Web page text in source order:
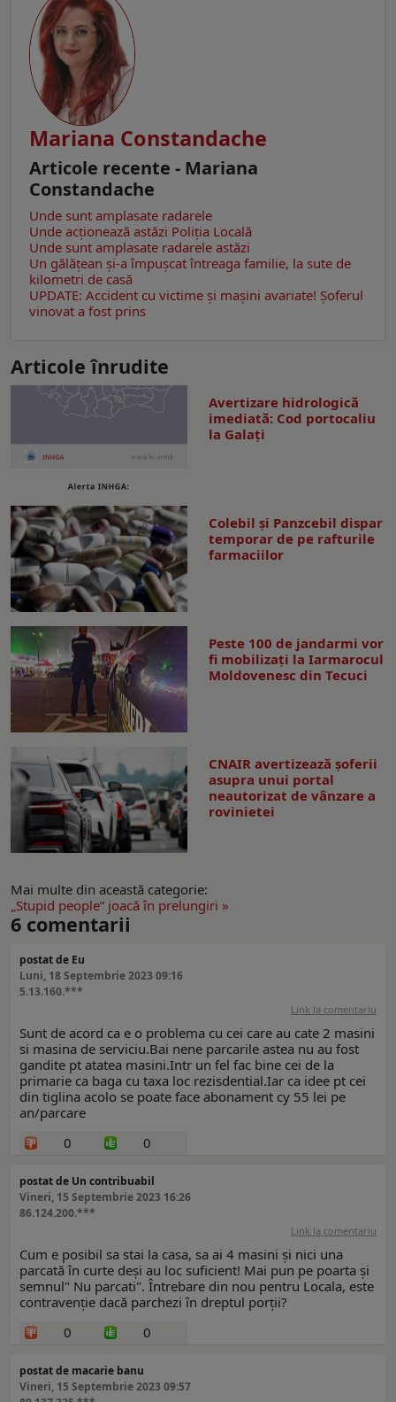
Mariana Constandache
Articole recente - Mariana
Constandache
Unde sunt amplasate radarele
Unde acționează astăzi Poliția Locală
Unde sunt amplasate radarele astăzi
Un gălăţean și-a împușcat întreaga familie, la sute de
kilometri de casă
UPDATE: Accident cu victime și mașini avariate! Șoferul
vinovat a fost prins
Articole înrudite
Avertizare hidrologică
imediată: Cod portocaliu
la Galaţi
Colebil și Panzcebil dispar
temporar de pe rafturile
farmaciilor
Peste 100 de jandarmi vor
fi mobilizați la Iarmarocul
Moldovenesc din Tecuci
CNAIR avertizează șoferii
asupra unui portal
neautorizat de vânzare a
rovinietei
Mai multe din această categorie:
„Stupid people” joacă în prelungiri »
6 comentarii
postat de Eu
Luni, 18 Septembrie 2023 09:16
5.13.160.***
Link la comentariu
Sunt de acord ca e o problema cu cei care au cate 2 masini
si masina de serviciu.Bai nene parcarile astea nu au fost
gandite pt atatea masini.Intr un fel fac bine cei de la
primarie ca baga cu taxa loc rezisdential.Iar ca idee pt cei
din tiglina acolo se poate face abonament cy 55 lei pe
an/parcare
0
0
postat de Un contribuabil
Vineri, 15 Septembrie 2023 16:26
86.124.200.***
Link la comentariu
Cum e posibil sa stai la casa, sa ai 4 masini și nici una
parcată în curte deși au loc suficient! Mai pun pe poarta și
semnul" Nu parcati". Întrebare din nou pentru Locala, este
contravenție dacă parchezi în dreptul porții?
0
0
postat de macarie banu
Vineri, 15 Septembrie 2023 09:57